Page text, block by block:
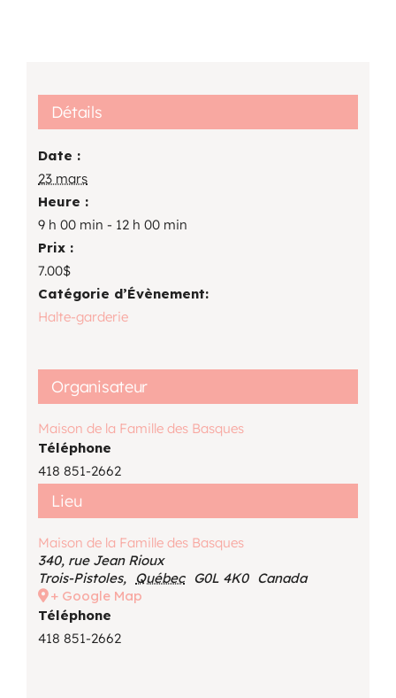
Détails
Date :
23 mars
Heure :
9 h 00 min - 12 h 00 min
Prix :
7.00$
Catégorie d’Évènement:
Halte-garderie
Lieu
Maison de la Famille des Basques
340, rue Jean Rioux
Trois-Pistoles, Québec G0L 4K0 Canada
+ Google Map
Téléphone
418 851-2662
Organisateur
Maison de la Famille des Basques
Téléphone
418 851-2662